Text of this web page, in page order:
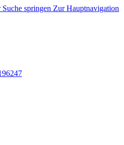
Suche springen Zur Hauptnavigation